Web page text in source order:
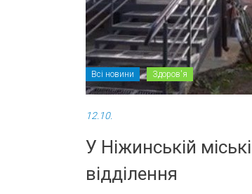
Всі новини Здоров'я
12.10.
У Ніжинській
відділення